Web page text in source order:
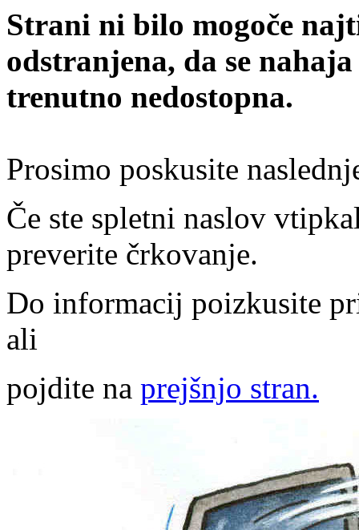
Strani ni bilo mogoče
odstranjena, da se
trenutno nedostopna.
Prosimo poskusite
Če ste spletni naslov
preverite črkovanje.
Do informacij poizkusite
ali
pojdite na prejšnjo stran.